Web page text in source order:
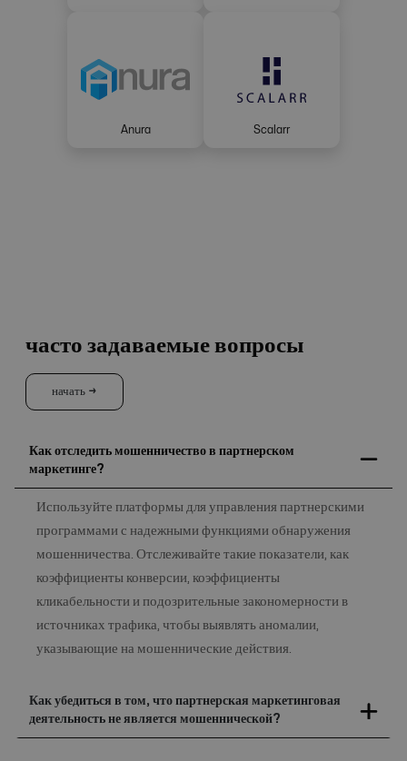
Anura Scalarr
часто задаваемые вопросы
начать →
Как отследить мошенничество в партнерском
маркетинге?
Используйте платформы для управления партнерскими
программами с надежными функциями обнаружения
мошенничества. Отслеживайте такие показатели, как
коэффициенты конверсии, коэффициенты
кликабельности и подозрительные закономерности в
источниках трафика, чтобы выявлять аномалии,
указывающие на мошеннические действия.
Как убедиться в том, что партнерская маркетинговая
деятельность не является мошеннической?